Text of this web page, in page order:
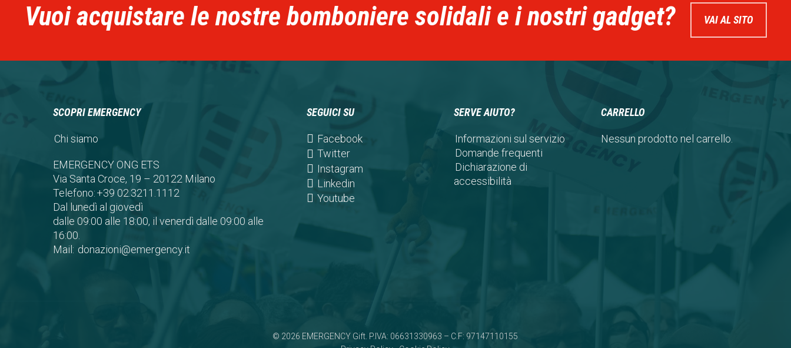
Vuoi acquistare le nostre bomboniere solidali e i nostri gadget? VAI AL SITO
SCOPRI EMERGENCY
Chi siamo
EMERGENCY ONG ETS
Via Santa Croce, 19 – 20122 Milano
Telefono:+39 02.3211.1112
Dal lunedì al giovedì
dalle 09:00 alle 18:00, il venerdì dalle 09:00 alle
16:00.
Mail: donazioni@emergency.it
SEGUICI SU
Facebook(opens
a
Twitter(opens
in
a
new
Instagram(opens
Linkedin(opens
in
Youtube(opens
SERVE AIUTO?
Informazioni sul servizio
Domande frequenti
Dichiarazione di
accessibilità
CARRELLO
Nessun prodotto nel carrello.
© 2026 EMERGENCY Gift. P.IVA: 06631330963 – C.F: 97147110155